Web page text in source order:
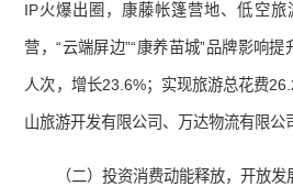
IP火爆出圈，康藤帐篷营地、低空
营，“云端屏边”“康养苗城”品牌影响
人次，增长23.6%；实现旅游总花费
山旅游开发有限公司、万达物流有限公
（二）投资消费动能释放，开放发